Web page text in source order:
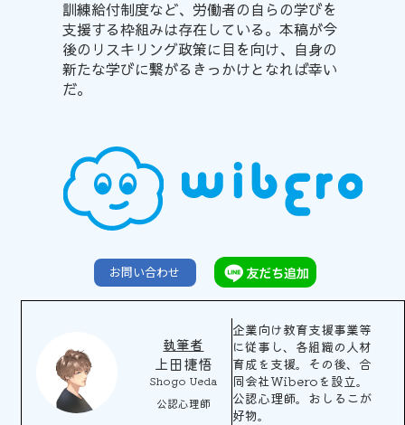
訓練給付制度など、労働者の自らの学びを
支援する枠組みは存在している。本稿が今
後のリスキリング政策に目を向け、自身の
新たな学びに繋がるきっかけとなれば幸い
だ。
お問い合わせ
執筆者
上田捷悟
Shogo Ueda
公認心理師
企業向け教育支援事業等
に従事し、各組織の人材
育成を支援。その後、合
同会社Wiberoを設立。
公認心理師。おしるこが
好物。